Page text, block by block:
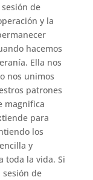
de
y la
hacemos
Ella nos
nos unimos
patrones
magnifica
para
los
y
toda la vida. Si
de